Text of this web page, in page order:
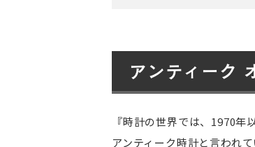
アンティーク
『時計の世界では、1970
アンティーク時計と言われ